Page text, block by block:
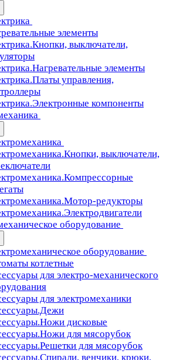
элементы
выключатели,
элементы
управления,
компоненты
выключатели,
редукторы
оборудование
оборудование
котлетные
для электро-механического
для электромеханики
дисковые
для мясорубок
для мясорубок
венчики, крюки,